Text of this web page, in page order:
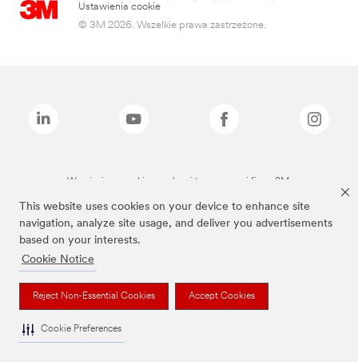
This website uses cookies on your device to enhance site
navigation, analyze site usage, and deliver you advertisements
based on your interests.
Cookie Notice
Reject Non-Essential Cookies Accept Cookies
Cookie Preferences
Ustawienia cookie
© 3M 2026. Wszelkie prawa zastrzeżone.
Wymienione marki są znakami towarowymi firmy 3M.